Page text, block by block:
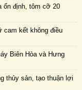
ổn định, tôm cỡ 20
cam kết không điều
Biên Hòa và Hưng
thủy sản, tạo thuận lợi